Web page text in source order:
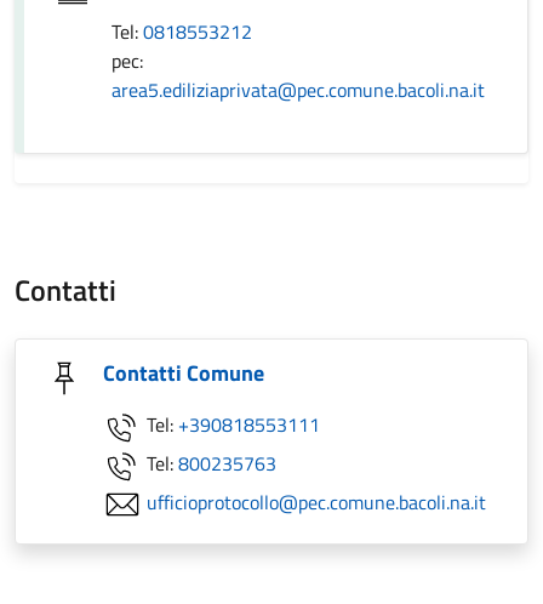
Tel:0818553212
pec:
area5.ediliziaprivata@pec.comune.bacoli.na.it
Contatti
Contatti Comune
Tel: +390818553111
Tel:800235763
ufficioprotocollo@pec.comune.bacoli.na.it